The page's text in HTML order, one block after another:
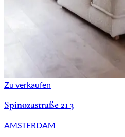
Zu verkaufen
Spinozastraße 21 3
AMSTERDAM